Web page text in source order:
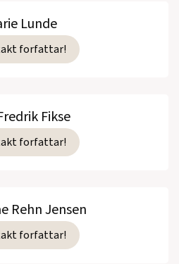
Lunde
forfattar!
Fikse
forfattar!
Rehn Jensen
forfattar!